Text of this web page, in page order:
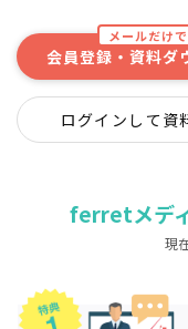
メールだけ
会員登録・資料ダ
ログインして資
ferretメデ
現